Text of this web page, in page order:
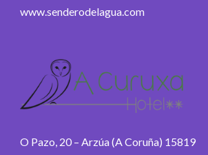
www.senderodelagua.com
O Pazo, 20 – Arzúa (A Coruña) 15819